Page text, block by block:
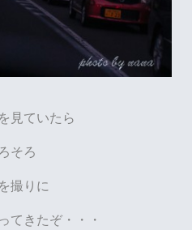
見ていたら
そろ
撮りに
てきたぞ・・・